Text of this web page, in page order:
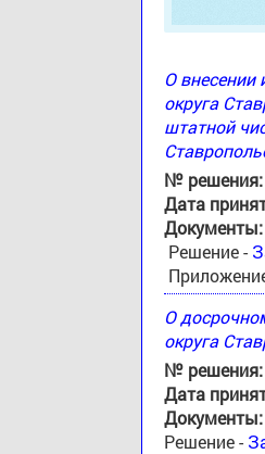
О
округа
штатной
№ решения:
Дата
Документы:
Решение -
О
округа
№ решения:
Дата
Документы:
Решение -